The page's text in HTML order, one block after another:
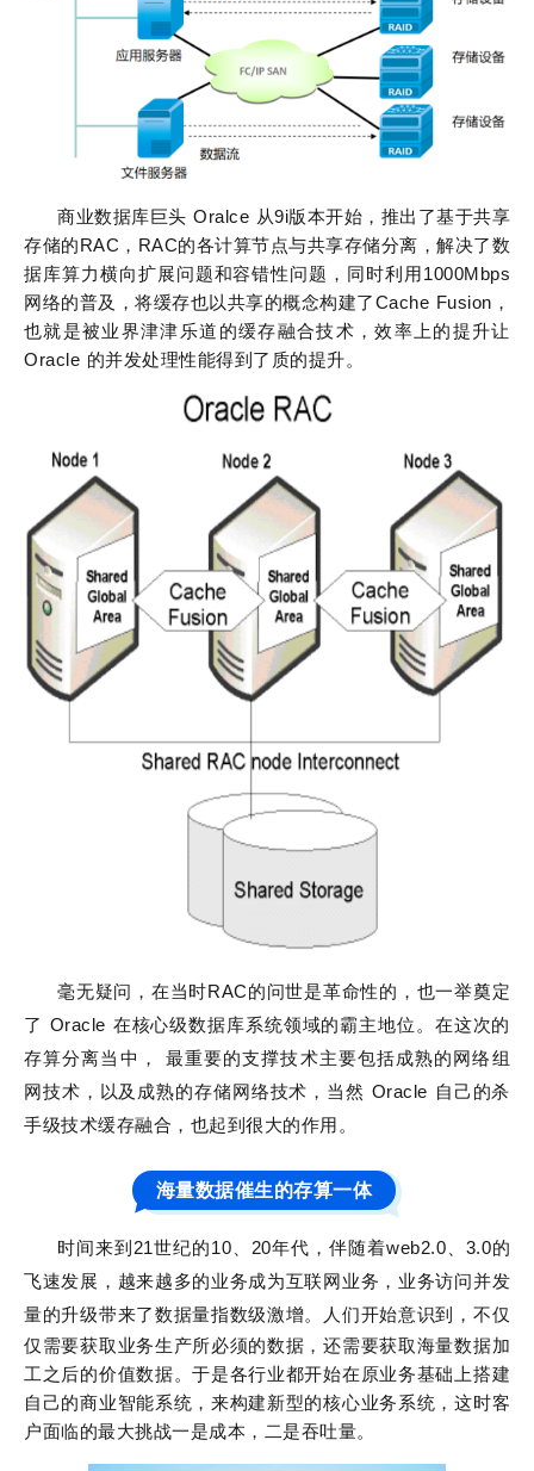
商业数据库巨头 Oralce 从9i版本开始，推出了基于共享
存储的RAC，RAC的各计算节点与共享存储分离，解决了数
据库算力横向扩展问题和容错性问题，同时利用1000Mbps
网络的普及，将缓存也以共享的概念构建了Cache Fusion，
也就是被业界津津乐道的缓存融合技术，效率上的提升让
Oracle 的并发处理性能得到了质的提升。
毫无疑问，在当时RAC的问世是革命性的，也一举奠定
了 Oracle 在核心级数据库系统领域的霸主地位。在这次的
存算分离当中， 最重要的支撑技术主要包括成熟的网络组
网技术，以及成熟的存储网络技术，当然 Oracle 自己的杀
手级技术缓存融合，也起到很大的作用。
海量数据催生的存算一体
时间来到21世纪的10、20年代，伴随着web2.0、3.0的
飞速发展，越来越多的业务成为互联网业务，业务访问并发
量的升级带来了数据量指数级激增。人们开始意识到， 不仅
仅需要获取业务生产所必须的数据，还需要获取海量数据加
工之后的价值数据。于是各行业都开始在原业务基础上搭建
自己的商业智能系统，来构建新型的核心业务系统，这时客
户面临的最大挑战一是成本，二是吞吐量。